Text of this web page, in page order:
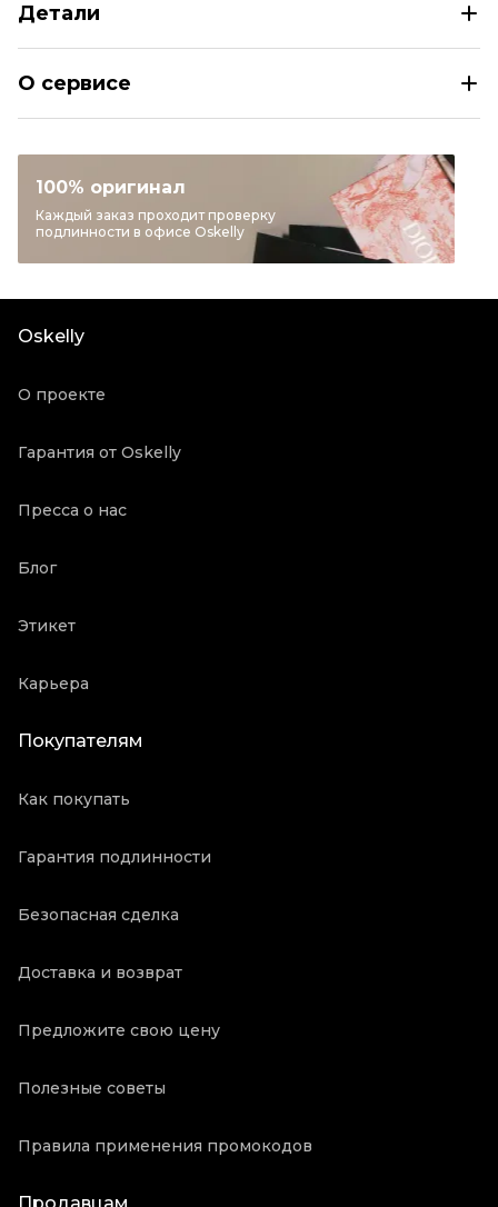
Детали
Бренд
Материал одежды
Хлопок
Цвет
Бежевый
Oskelly ID
О сервисе
100% оригинал
Каждый заказ проходит проверку
подлинности в офисе Oskelly
Oskelly
О проекте
Гарантия от Oskelly
Пресса о нас
Блог
Этикет
Карьера
Покупателям
Как покупать
Гарантия подлинности
Безопасная сделка
Доставка и возврат
Предложите свою цену
Полезные советы
Правила применения промокодов